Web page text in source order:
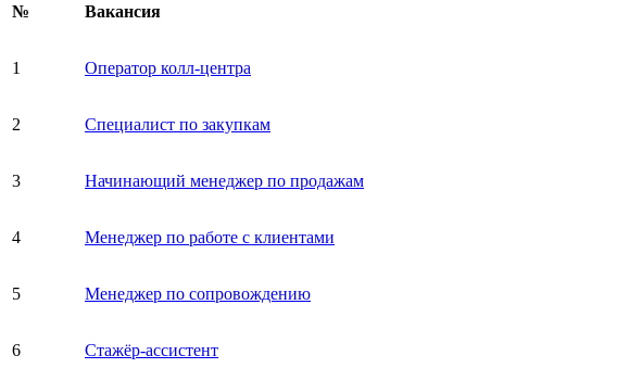
№ Вакансия
1 Оператор колл-центра
2 Специалист по закупкам
3 Начинающий менеджер по продажам
4 Менеджер по работе с клиентами
5 Менеджер по сопровождению
6 Стажёр-ассистент